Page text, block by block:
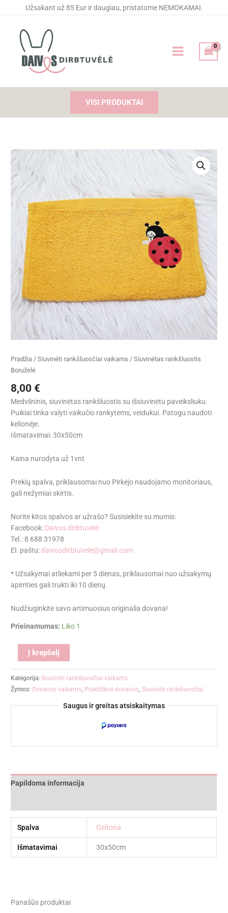
Užsakant už 85 Eur ir daugiau, pristatome NEMOKAMAI.
VISI PRODUKTAI
Pradžia /Siuvinėti rankšluosčiai vaikams / Siuvinėtas rankšluostis
Boružėlė
8,00 €
Medvilninis, siuvinėtas rankšluostis su išsiuvinėtu paveiksliuku.
Puikiai tinka valyti vaikučio rankytėms, veidukui. Patogu naudoti
kelionėje.
Išmatavimai: 30x50cm
Kaina nurodyta už 1vnt
Prekių spalva, priklausomai nuo Pirkėjo naudojamo monitoriaus,
gali nežymiai skirtis.
Norite kitos spalvos ar užrašo? Susisiekite su mumis:
Facebook: Daivos dirbtuvėlė
Tel.: 8 688 31978
El. paštu: daivosdirbtuvele@gmail.com
* Užsakymai atliekami per 5 dienas, priklausomai nuo užsakymų
apimties gali trukti iki 10 dienų.
Nudžiuginkite savo artimuosius originalia dovana!
Prieinamumas: Liko 1
produkto
kiekis:
Siuvinėtas
rankšluostis
Boružėlė
Į krepšelį
Kategorija:Siuvinėti rankšluosčiai vaikams
Žymos: Dovanos vaikams, Praktiškos dovanos,Siuvinėti rankšluosčiai
Saugus ir greitas atsiskaitymas
Papildoma informacija
Spalva Geltona
Išmatavimai 30x50cm
Panašūs produktai